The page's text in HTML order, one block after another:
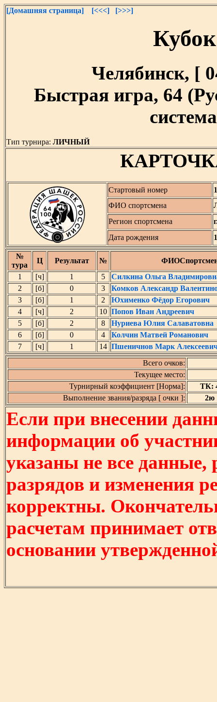
[Домашняя страница] [<<<] [>>>]
Челябинск, [
Быстрая игра, 64
Тип турнира: ЛИЧНЫЙ
Стартовый номер
ФИО спортсмена
Регион спортсмена
Дата рождения
№
тура
Ц Результат №
1
[ч] 1 5
Силкина Ольга
2
[б] 0 3
Комков Александр
3
[б] 1 2
Юхименко Фёдор Егорович
4
[ч] 2 10 Попов Иван Андреевич
5
[б] 2 8
Нуриева Юлия Салаватовна
6
[б] 0 4
Колчин Матвей Романович
7
[ч] 1 14 Пшеничнов Марк
Всего очков:
Текущее место:
Турнирный коэффициент [Норма]:
ТК:
Выполнение звания/разряда [ очки ]:
2ю
Если при внесении
информации об
указаны не все
разрядов и изменения
корректны.
расчетам принимает
основании